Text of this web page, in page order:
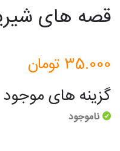
قصه های
35.000 تومان
گزینه های موجود
ناموجود